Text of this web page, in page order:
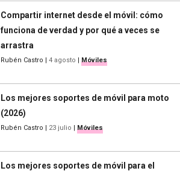
Compartir internet desde el móvil: cómo
funciona de verdad y por qué a veces se
arrastra
Rubén Castro | 4 agosto | Móviles
Los mejores soportes de móvil para moto
(2026)
Rubén Castro | 23 julio | Móviles
Los mejores soportes de móvil para el